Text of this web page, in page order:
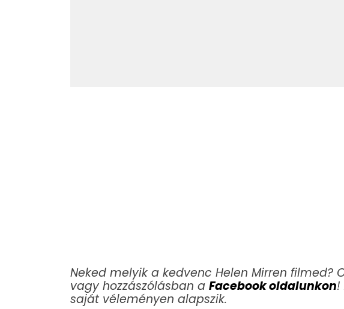
Neked melyik a kedvenc Helen Mirren filmed?
vagy hozzászólásban a Facebook oldalunkon!
saját véleményen alapszik.